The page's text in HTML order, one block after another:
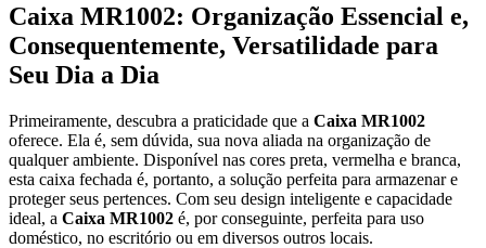
Caixa MR1002: Organização Essencial e,
Consequentemente, Versatilidade para
Seu Dia a Dia
Primeiramente, descubra a praticidade que a Caixa MR1002
oferece. Ela é, sem dúvida, sua nova aliada na organização de
qualquer ambiente. Disponível nas cores preta, vermelha e branca,
esta caixa fechada é, portanto, a solução perfeita para armazenar e
proteger seus pertences. Com seu design inteligente e capacidade
ideal, a Caixa MR1002 é, por conseguinte, perfeita para uso
doméstico, no escritório ou em diversos outros locais.